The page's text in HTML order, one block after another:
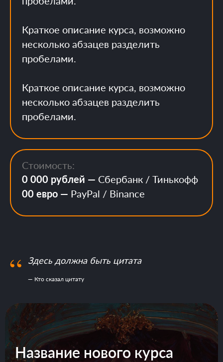
Краткое описание курса, возможно
несколько абзацев разделить
пробелами.
Краткое описание курса, возможно
несколько абзацев разделить
пробелами.
Стоимость:
0 000 рублей — Сбербанк / Тинькофф
00 евро — PayPal / Binance
“ Здесь должна быть цитата
— Кто сказал цитату
Название нового курса
Как со мной связаться?
*Инстаграм признан
организацией, деятельность
которой запрещена на
территории Российской
Веду канал «Символическая
жизнь»